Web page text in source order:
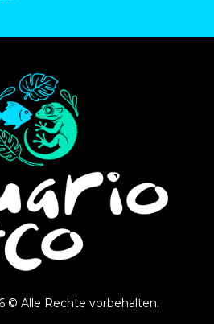
© Alle Rechte vorbehalten.